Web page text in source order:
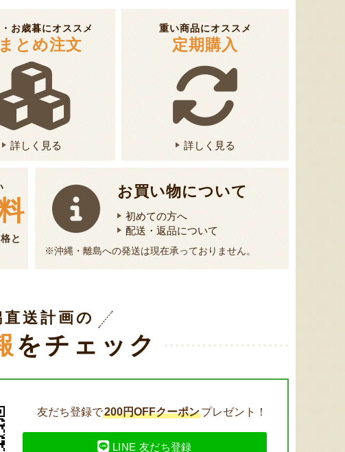
お歳暮にオススメ
とめ注文
詳しく見る
重い商品にオススメ
定期購入
詳しく見る
と
お買い物について
初めての方へ
配送・返品について
※沖縄・離島への発送は現在承っておりません。
直送計画の
をチェック
友だち登録で200円OFFクーポンプレゼント！
LINE 友だち登録
]
園』
8月9日 02:00 [神奈川県]
燕三条 吉田ヤスリ製作所の爪や
『（有）吉田ヤスリ製作所』
8月9日 00:23 [新潟県]
新潟県産焼きドーナツ
『しばうま本舗』